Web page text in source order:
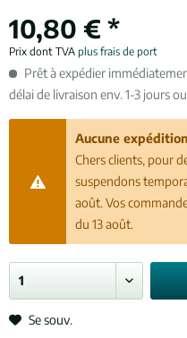
10,80 € *
Prix dont TVA plus frais de port
Prêt à expédier
délai de livraison env. 1-3 jours
Aucune
Chers clients, pour
suspendons
août. Vos
du 13 août.
Se souv.